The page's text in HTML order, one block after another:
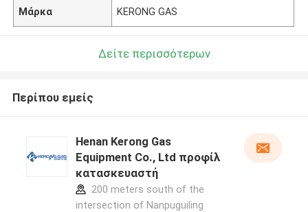
Μάρκα KERONG GAS
Δείτε περισσότερων
Περίπου εμείς
Henan Kerong Gas
Equipment Co., Ltd προφίλ
κατασκευαστή
200 meters south of the
intersection of Nanpuguiling